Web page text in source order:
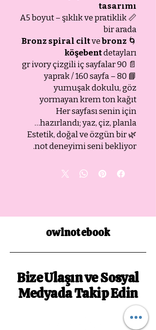
tasarımı
📏 A5 boyut – şıklık ve pratiklik
bir arada
🌀
Bronz spiral ciltvebronz
köşebentdetayları
📄 90 gr ivory çizgili iç sayfalar
📘 80 yaprak / 160 sayfa –
yumuşak dokulu, göz
yormayan krem ton kağıt
Her sayfası senin için
hazırlandı; yaz, çiz, planla…
🌿 Estetik, doğal ve özgün bir
not deneyimi seni bekliyor.
owlnotebook
Bize Ulaşın ve Sosyal
Medyada Takip Edin